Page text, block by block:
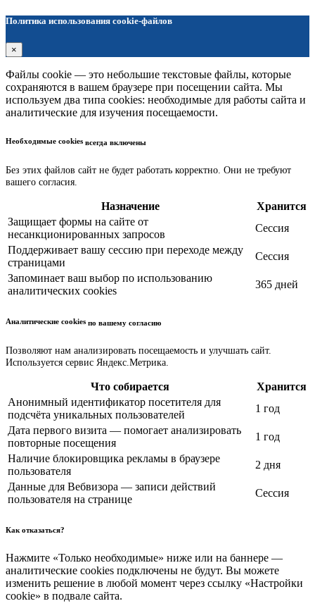
Политика использования cookie-файлов
×
Файлы cookie — это небольшие текстовые файлы, которые
сохраняются в вашем браузере при посещении сайта. Мы
используем два типа cookies: необходимые для работы сайта и
аналитические для изучения посещаемости.
Необходимые cookies всегда включены
Без этих файлов сайт не будет работать корректно. Они не требуют
вашего согласия.
Назначение
Хранится
Защищает формы на сайте от
несанкционированных запросов
Сессия
Поддерживает вашу сессию при переходе между
страницами
Сессия
Запоминает ваш выбор по использованию
аналитических cookies
365 дней
Аналитические cookies по вашему согласию
Позволяют нам анализировать посещаемость и улучшать сайт.
Используется сервис Яндекс.Метрика.
Что собирается
Хранится
Анонимный идентификатор посетителя для
подсчёта уникальных пользователей
1 год
Дата первого визита — помогает анализировать
повторные посещения
1 год
Наличие блокировщика рекламы в браузере
пользователя
2 дня
Данные для Вебвизора — записи действий
пользователя на странице
Сессия
Как отказаться?
Нажмите «Только необходимые» ниже или на баннере —
аналитические cookies подключены не будут. Вы можете
изменить решение в любой момент через ссылку «Настройки
cookie» в подвале сайта.